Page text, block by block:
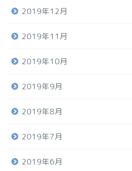
2019年12月
2019年11月
2019年10月
2019年9月
2019年8月
2019年7月
2019年6月